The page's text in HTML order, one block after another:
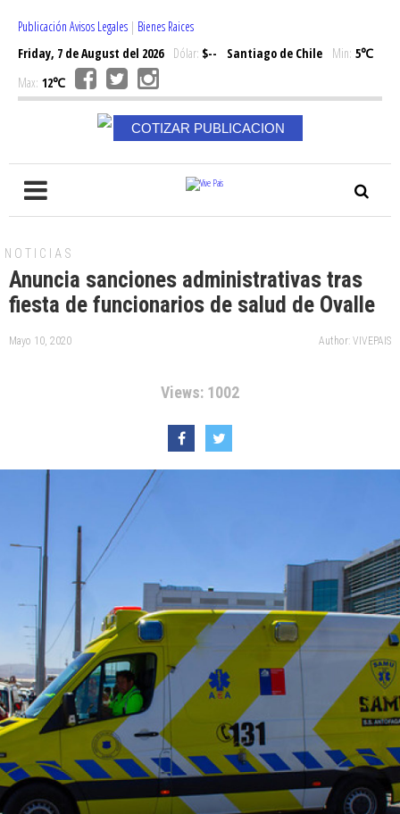
Publicación Avisos Legales | Bienes Raices
Friday, 7 de August del 2026Dólar: $-- Santiago de Chile Min: 5℃
Max: 12℃
COTIZAR PUBLICACION
NOTICIAS
Anuncia sanciones administrativas tras
fiesta de funcionarios de salud de Ovalle
Mayo 10, 2020 Author: VIVEPAIS
Views: 1002